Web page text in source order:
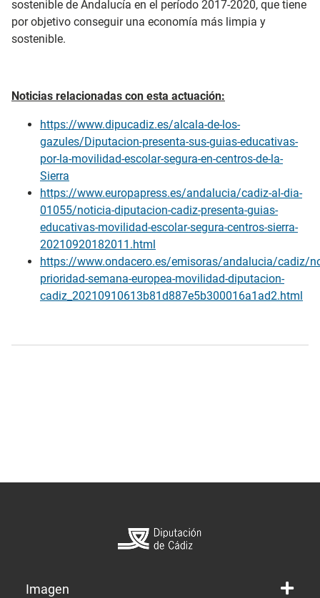
sostenible de Andalucía en el período 2017-2020, que tiene
por objetivo conseguir una economía más limpia y
sostenible.
Noticias relacionadas con esta actuación:
https://www.dipucadiz.es/alcala-de-los-
gazules/Diputacion-presenta-sus-guias-educativas-
por-la-movilidad-escolar-segura-en-centros-de-la-
Sierra
https://www.europapress.es/andalucia/cadiz-al-dia-
01055/noticia-diputacion-cadiz-presenta-guias-
educativas-movilidad-escolar-segura-centros-sierra-
20210920182011.html
https://www.ondacero.es/emisoras/andalucia/cadiz/
prioridad-semana-europea-movilidad-diputacion-
cadiz_20210910613b81d887e5b300016a1ad2.html
Imagen